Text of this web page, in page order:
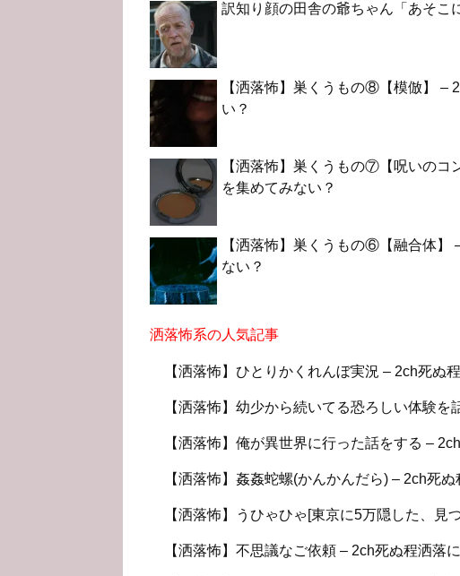
訳知り顔の田舎の爺ちゃん「あそ
【洒落怖】巣くうもの⑧【模倣】 –
い？
【洒落怖】巣くうもの⑦【呪いのコ
を集めてみない？
【洒落怖】巣くうもの⑥【融合体】
ない？
洒落怖系の人気記事
【洒落怖】ひとりかくれんぼ実況 – 2ch死ぬ
【洒落怖】幼少から続いてる恐ろしい体験を
【洒落怖】俺が異世界に行った話をする –
【洒落怖】姦姦蛇螺(かんかんだら) – 2ch死
【洒落怖】うひゃひゃ[東京に5万隠した、見
【洒落怖】不思議なご依頼 – 2ch死ぬ程洒落